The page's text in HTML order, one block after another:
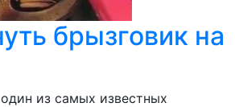
брызговик на
из самых известных